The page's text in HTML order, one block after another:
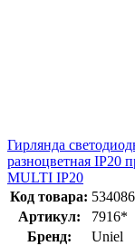
Гирлянда
разноцветная IP20
MULTI IP20
Код товара:
Артикул:
7916*
Бренд:
Uniel